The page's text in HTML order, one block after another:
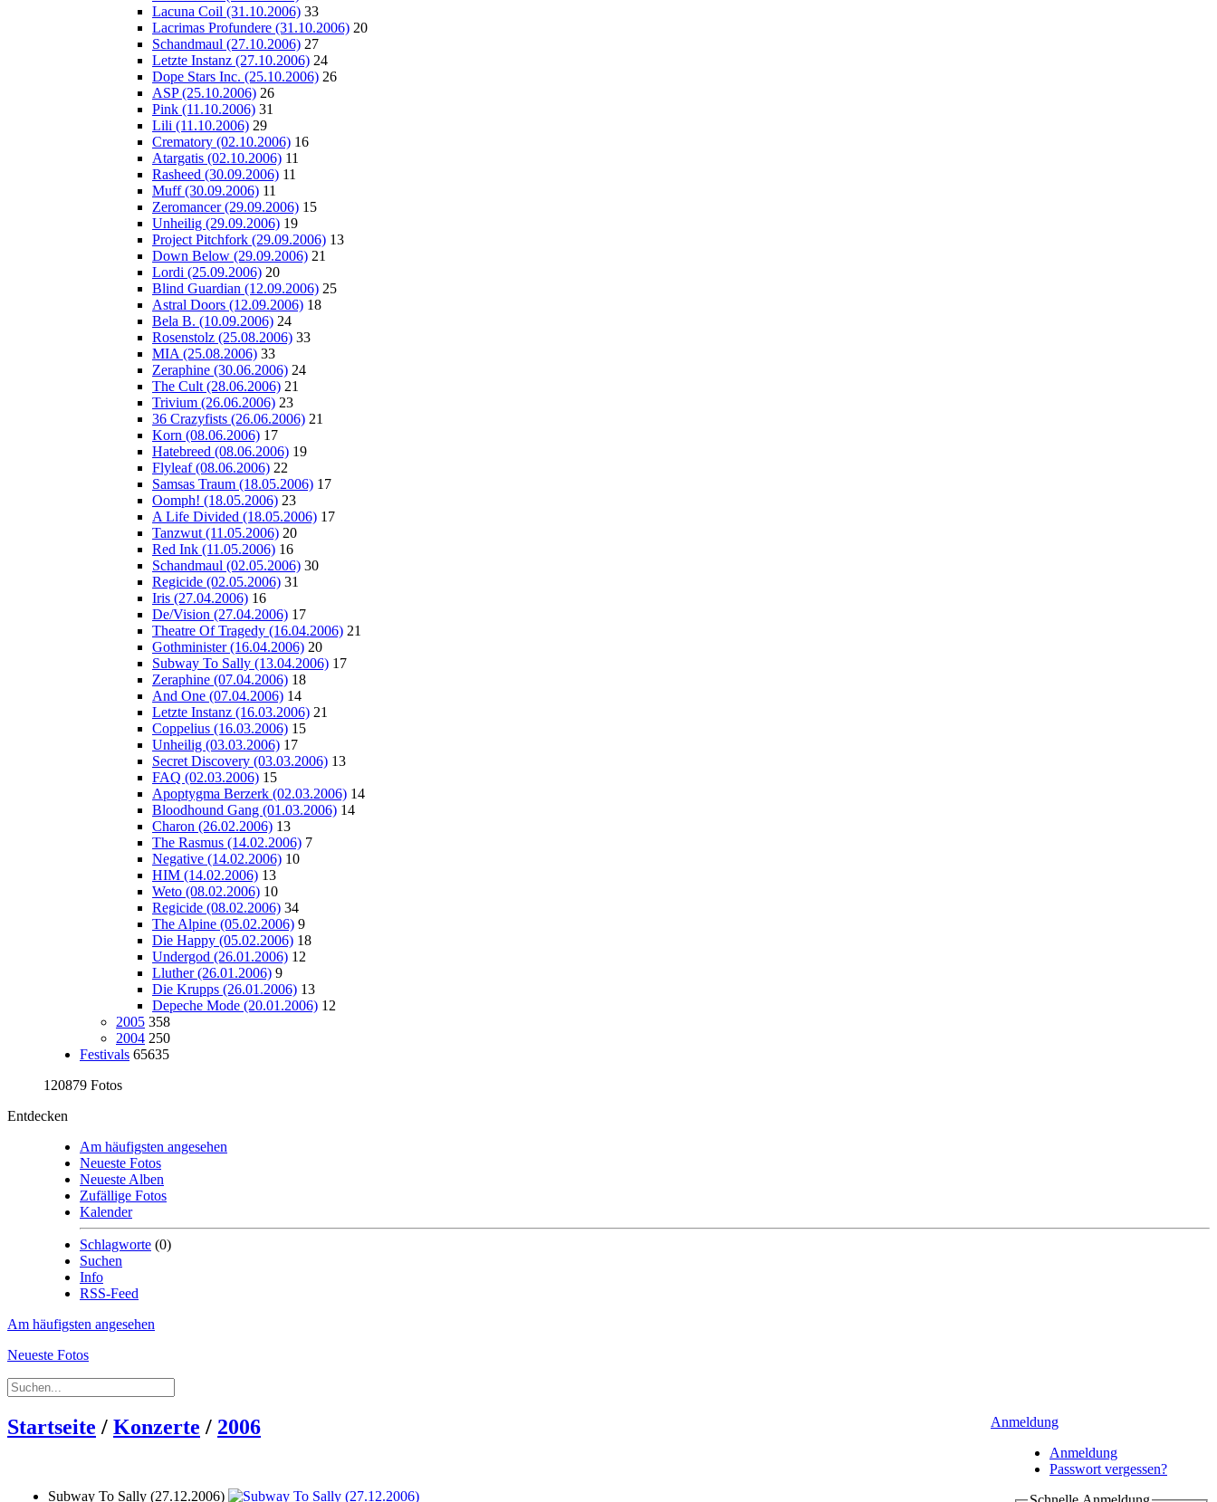
Lacuna Coil (31.10.2006) 33
Lacrimas Profundere (31.10.2006) 20
Schandmaul (27.10.2006) 27
Letzte Instanz (27.10.2006) 24
Dope Stars Inc. (25.10.2006) 26
ASP (25.10.2006) 26
Pink (11.10.2006) 31
Lili (11.10.2006) 29
Crematory (02.10.2006) 16
Atargatis (02.10.2006) 11
Rasheed (30.09.2006) 11
Muff (30.09.2006) 11
Zeromancer (29.09.2006) 15
Unheilig (29.09.2006) 19
Project Pitchfork (29.09.2006) 13
Down Below (29.09.2006) 21
Lordi (25.09.2006) 20
Blind Guardian (12.09.2006) 25
Astral Doors (12.09.2006) 18
Bela B. (10.09.2006) 24
Rosenstolz (25.08.2006) 33
MIA (25.08.2006) 33
Zeraphine (30.06.2006) 24
The Cult (28.06.2006) 21
Trivium (26.06.2006) 23
36 Crazyfists (26.06.2006) 21
Korn (08.06.2006) 17
Hatebreed (08.06.2006) 19
Flyleaf (08.06.2006) 22
Samsas Traum (18.05.2006) 17
Oomph! (18.05.2006) 23
A Life Divided (18.05.2006) 17
Tanzwut (11.05.2006) 20
Red Ink (11.05.2006) 16
Schandmaul (02.05.2006) 30
Regicide (02.05.2006) 31
Iris (27.04.2006) 16
De/Vision (27.04.2006) 17
Theatre Of Tragedy (16.04.2006) 21
Gothminister (16.04.2006) 20
Subway To Sally (13.04.2006) 17
Zeraphine (07.04.2006) 18
And One (07.04.2006) 14
Letzte Instanz (16.03.2006) 21
Coppelius (16.03.2006) 15
Unheilig (03.03.2006) 17
Secret Discovery (03.03.2006) 13
FAQ (02.03.2006) 15
Apoptygma Berzerk (02.03.2006) 14
Bloodhound Gang (01.03.2006) 14
Charon (26.02.2006) 13
The Rasmus (14.02.2006) 7
Negative (14.02.2006) 10
HIM (14.02.2006) 13
Weto (08.02.2006) 10
Regicide (08.02.2006) 34
The Alpine (05.02.2006) 9
Die Happy (05.02.2006) 18
Undergod (26.01.2006) 12
Lluther (26.01.2006) 9
Die Krupps (26.01.2006) 13
Depeche Mode (20.01.2006) 12
2005 358
2004 250
Festivals 65635
120879 Fotos
Entdecken
Am häufigsten angesehen
Neueste Fotos
Neueste Alben
Zufällige Fotos
Kalender
Schlagworte (0)
Suchen
Info
RSS-Feed
Am häufigsten angesehen
Neueste Fotos
Anmeldung
Anmeldung
Passwort vergessen?
Startseite / Konzerte / 2006
Subway To Sally (27.12.2006)